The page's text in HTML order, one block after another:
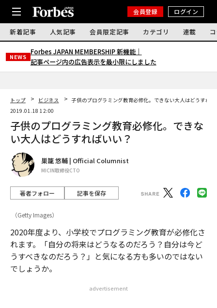
会員登録 ログイン
新着記事 人気記事 会員限定記事 カテゴリ 連載
NEWS
Forbes JAPAN MEMBERSHIP 新機能｜
記事ページ内の広告表示を最小限にしました
トップ ビジネス
子供のプログラミング教育必修化。できない大人はどうすれ
2019.01.18 12:00
子供のプログラミング教育必修化。できな
い大人はどうすればいい？
巣籠 悠輔 | Official Columnist
MICIN取締役CTO
著者フォロー 記事を保存
（Getty Images）
2020年度より、小学校でプログラミング教育が必修化さ
れます。「自分の将来はどうなるのだろう？自分は今ど
うすべきなのだろう？」と気になる方も多いのではない
でしょうか。
advertisement